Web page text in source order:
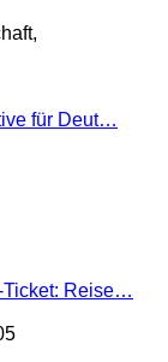
für Deut…
Ticket: Reise…